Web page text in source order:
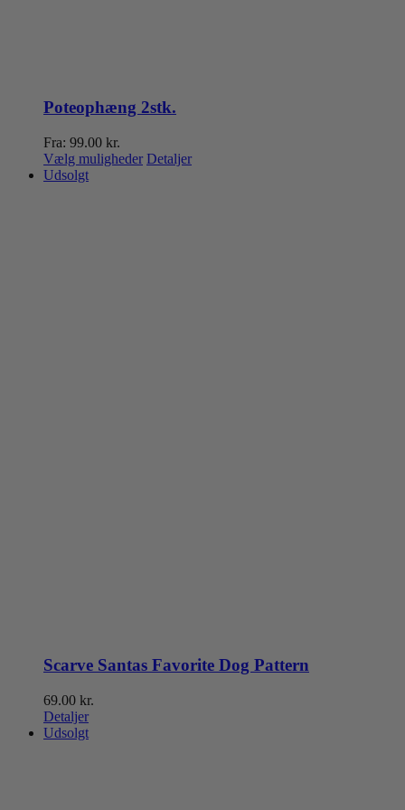
Poteophæng 2stk.
Fra: 99.00 kr.
Vælg muligheder Dette
Detaljer
Udsolgt
Scarve Santas Favorite Dog Pattern
69.00 kr.
Detaljer
Udsolgt